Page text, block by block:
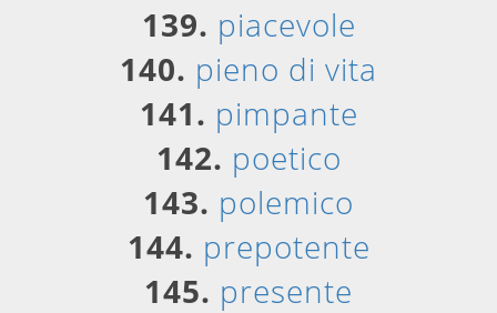
139. piacevole
140. pieno di vita
141. pimpante
142. poetico
143. polemico
144. prepotente
145. presente